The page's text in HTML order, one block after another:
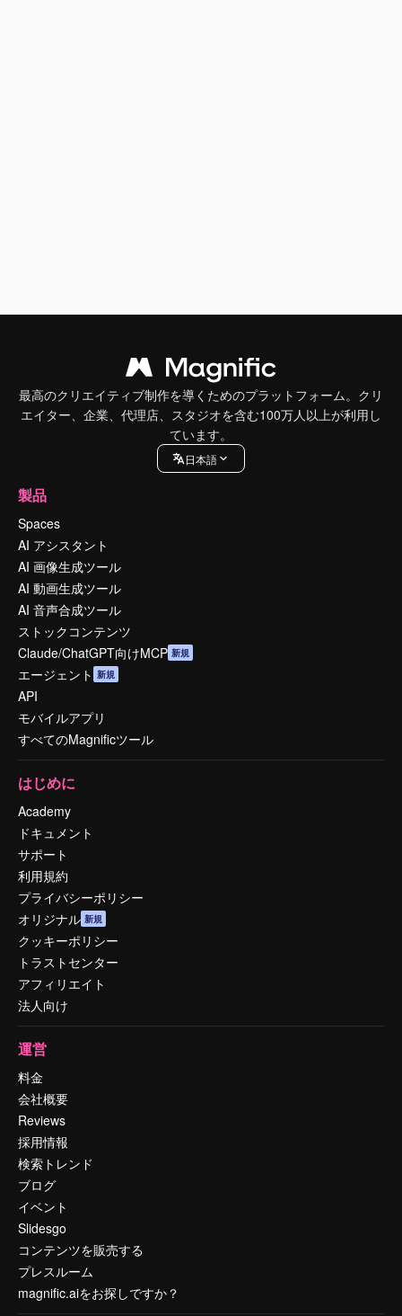
最高のクリエイティブ制作を導くためのプラットフォーム。クリ
エイター、企業、代理店、スタジオを含む100万人以上が利用し
ています。
日本語
製品
Spaces
AI アシスタント
AI 画像生成ツール
AI 動画生成ツール
AI 音声合成ツール
ストックコンテンツ
Claude/ChatGPT向けMCP 新規
エージェント 新規
API
モバイルアプリ
すべてのMagnificツール
はじめに
Academy
ドキュメント
サポート
利用規約
プライバシーポリシー
オリジナル 新規
クッキーポリシー
トラストセンター
アフィリエイト
法人向け
運営
料金
会社概要
Reviews
採用情報
検索トレンド
ブログ
イベント
Slidesgo
コンテンツを販売する
プレスルーム
magnific.aiをお探しですか？